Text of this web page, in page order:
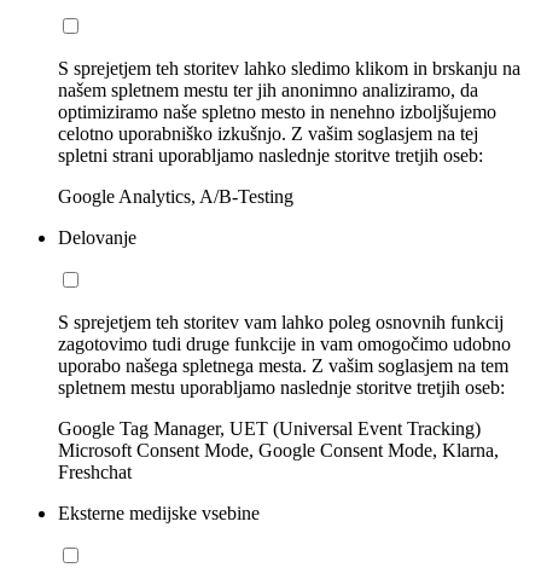
S sprejetjem teh storitev lahko sledimo klikom in brskanju na
našem spletnem mestu ter jih anonimno analiziramo, da
optimiziramo naše spletno mesto in nenehno izboljšujemo
celotno uporabniško izkušnjo. Z vašim soglasjem na tej
spletni strani uporabljamo naslednje storitve tretjih oseb:
Google Analytics, A/B-Testing
Delovanje
S sprejetjem teh storitev vam lahko poleg osnovnih funkcij
zagotovimo tudi druge funkcije in vam omogočimo udobno
uporabo našega spletnega mesta. Z vašim soglasjem na tem
spletnem mestu uporabljamo naslednje storitve tretjih oseb:
Google Tag Manager, UET (Universal Event Tracking)
Microsoft Consent Mode, Google Consent Mode, Klarna,
Freshchat
Eksterne medijske vsebine